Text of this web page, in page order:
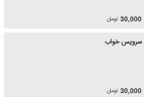
30,000 تومان
سرویس خواب
30,000 تومان